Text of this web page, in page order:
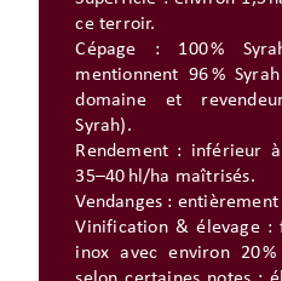
ce terroir.
Cépage : 100 %
mentionnent 96 %
domaine et
Syrah).
Rendement : inférieur
35–40 hl/ha maîtrisés.
Vendanges :
Vinification & élevage :
inox avec environ 20